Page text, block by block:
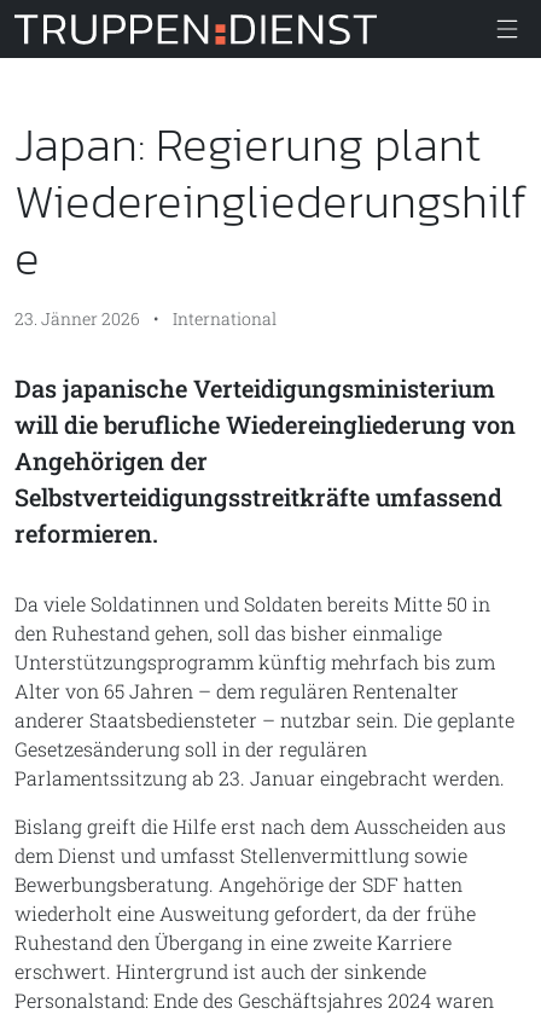
Truppendienst
Japan: Regierung plant
Wiedereingliederungshilf
e
23. Jänner 2026 • International
Das japanische Verteidigungsministerium
will die berufliche Wiedereingliederung von
Angehörigen der
Selbstverteidigungsstreitkräfte umfassend
reformieren.
Da viele Soldatinnen und Soldaten bereits Mitte 50 in
den Ruhestand gehen, soll das bisher einmalige
Unterstützungsprogramm künftig mehrfach bis zum
Alter von 65 Jahren – dem regulären Rentenalter
anderer Staatsbediensteter – nutzbar sein. Die geplante
Gesetzesänderung soll in der regulären
Parlamentssitzung ab 23. Januar eingebracht werden.
Bislang greift die Hilfe erst nach dem Ausscheiden aus
dem Dienst und umfasst Stellenvermittlung sowie
Bewerbungsberatung. Angehörige der SDF hatten
wiederholt eine Ausweitung gefordert, da der frühe
Ruhestand den Übergang in eine zweite Karriere
erschwert. Hintergrund ist auch der sinkende
Personalstand: Ende des Geschäftsjahres 2024 waren